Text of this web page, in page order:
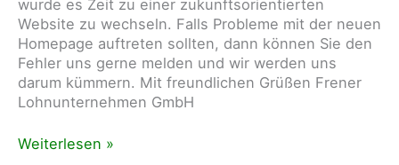
wurde es Zeit zu einer zukunftsorientierten
Website zu wechseln. Falls Probleme mit der neuen
Homepage auftreten sollten, dann können Sie den
Fehler uns gerne melden und wir werden uns
darum kümmern. Mit freundlichen Grüßen Frener
Lohnunternehmen GmbH
Neue
Weiterlesen »